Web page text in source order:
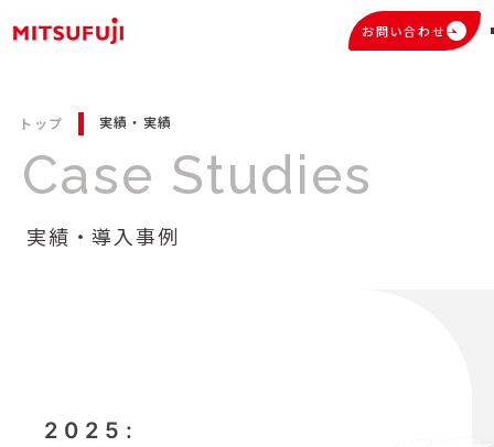
お問い合わせ
トップ 実績・実績
Case Studies
実績・導入事例
2025: